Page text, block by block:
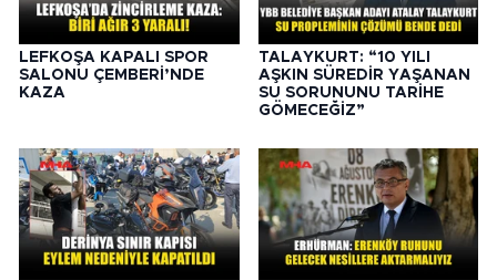
LEFKOŞA KAPALI SPOR
SALONU ÇEMBERİ’NDE
KAZA
TALAYKURT: “10 YILI
AŞKIN SÜREDİR YAŞANAN
SU SORUNUNU TARİHE
GÖMECEĞİZ”